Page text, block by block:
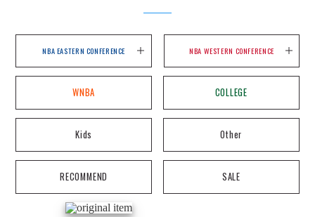
NBA EASTERN CONFERENCE NBA WESTERN CONFERENCE
WNBA COLLEGE
Kids Other
RECOMMEND SALE